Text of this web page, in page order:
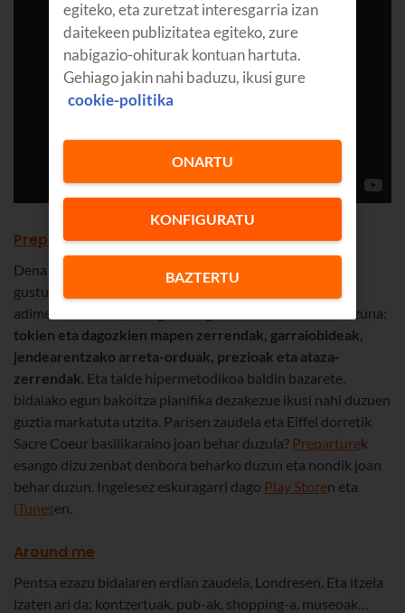
Preparture
Dena planifikatu eta xehetasun guztiak erabakita uztea
gustukoa baduzu, deskargatu orain
. Agenda
adimendun bat da, hau guztia egiteko aukera ematen dizuna:
tokien eta dagozkien mapen zerrendak, garraiobideak,
jendearentzako arreta-orduak, prezioak eta ataza-
zerrendak. Eta talde hipermetodikoa baldin bazarete,
bidaiako egun bakoitza planifika dezakezue ikusi nahi duzuen
guztia markatuta utzita. Parisen zaudela eta Eiffel dorretik
Sacre Coeur basilikaraino joan behar duzula? Preparturek
esango dizu zenbat denbora beharko duzun eta nondik joan
behar duzun. Ingelesez eskuragarri dago Play Storen eta
iTunesen.
Around me
Pentsa ezazu bidaiaren erdian zaudela, Londresen. Eta itzela
izaten ari da: kontzertuak, pub-ak, shopping-a, museoak…
egiteko, eta zuretzat interesgarria izan
daitekeen publizitatea egiteko, zure
nabigazio-ohiturak kontuan hartuta.
Gehiago jakin nahi baduzu, ikusi gure
cookie-politika
KONFIGURATU
BAZTERTU
ONARTU